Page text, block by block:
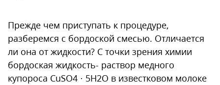
Прежде чем приступать к процедуре,
разберемся с бордоской смесью. Отличается
ли она от жидкости? С точки зрения химии
бордоская жидкость- раствор медного
купороса CuSO4 · 5H2O в известковом молоке